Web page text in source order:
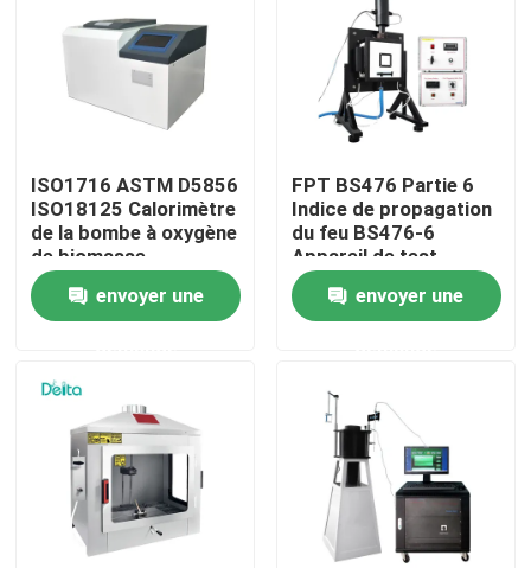
Vidéos
À propos de nous
Visite de l'usine
Contrôle de la qualité
Demandez un devis
Équipement d'essai électrique
Matériel d'essai au feu
ISO1716 ASTM D5856
ISO18125 Calorimètre
de la bombe à oxygène
de biomasse
Calorimètre de la
valeur calorifique du
charbon
envoyer une
FPT BS476 Partie 6
Indice de propagation
du feu BS476-6
Appareil de test
envoyer une